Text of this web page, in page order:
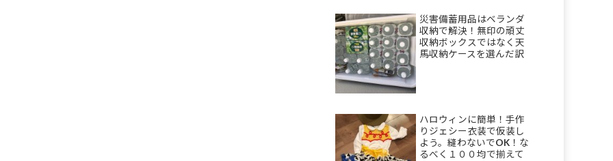
災害備蓄用品はベランダ
収納で解決！無印の頑丈
収納ボックスではなく天
馬収納ケースを選んだ訳
ハロウィンに簡単！手作
りジェシー衣装で仮装し
よう。縫わないでOK！な
るべく１００均で揃えて